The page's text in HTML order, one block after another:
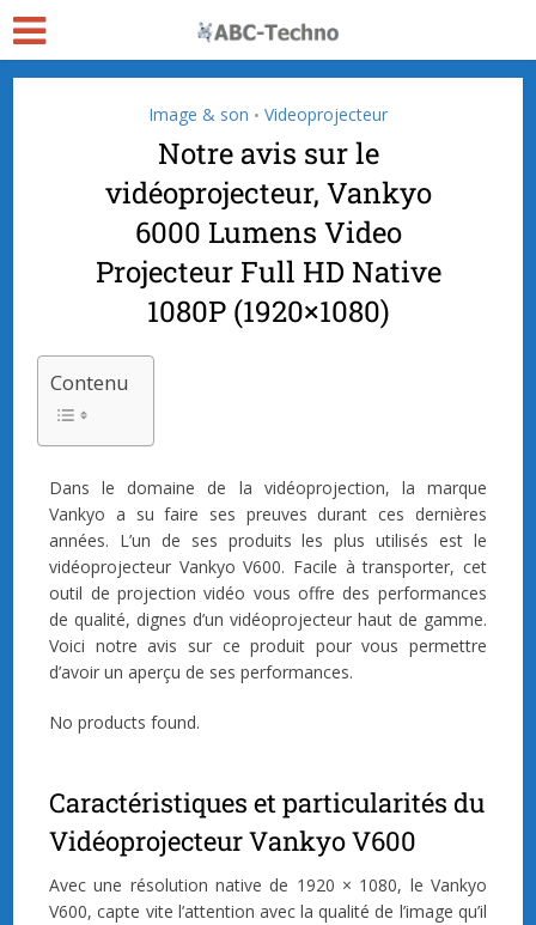
Image & son • Videoprojecteur
Notre avis sur le
vidéoprojecteur, Vankyo
6000 Lumens Video
Projecteur Full HD Native
1080P (1920×1080)
Contenu
Dans le domaine de la vidéoprojection, la marque
Vankyo a su faire ses preuves durant ces dernières
années. L’un de ses produits les plus utilisés est le
vidéoprojecteur Vankyo V600. Facile à transporter, cet
outil de projection vidéo vous offre des performances
de qualité, dignes d’un vidéoprojecteur haut de gamme.
Voici notre avis sur ce produit pour vous permettre
d’avoir un aperçu de ses performances.
No products found.
Caractéristiques et particularités du
Vidéoprojecteur Vankyo V600
Avec une résolution native de 1920 × 1080, le Vankyo
V600, capte vite l’attention avec la qualité de l’image qu’il